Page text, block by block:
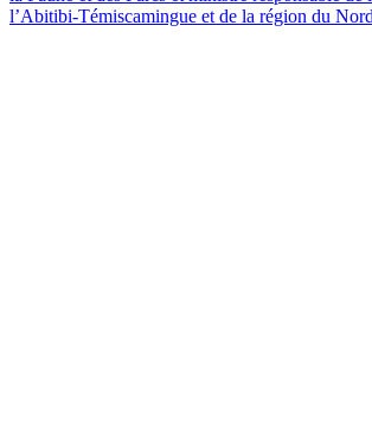
l’Abitibi-Témiscamingue et de la région du